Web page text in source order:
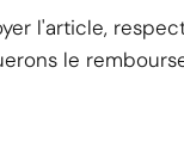
l'article,
le